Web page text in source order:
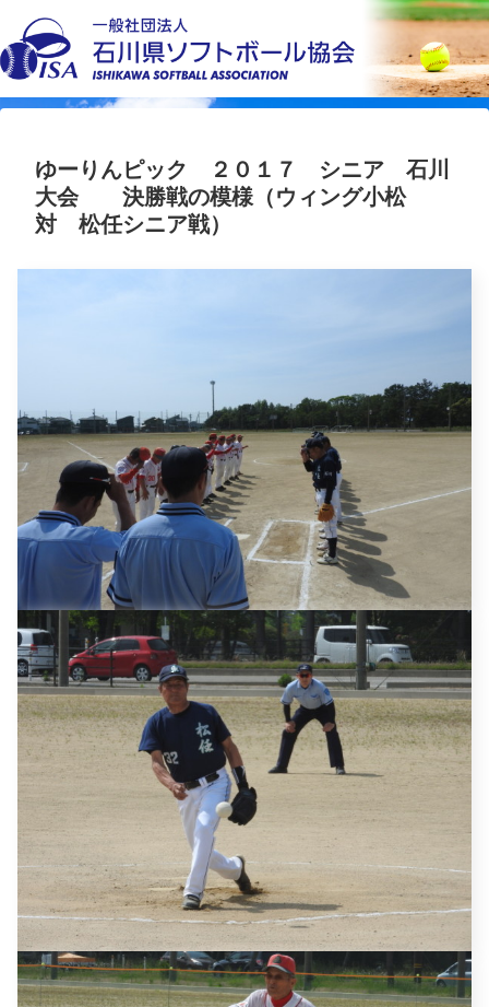
ゆーりんピック ２０１７ シニア 石川
大会 決勝戦の模様（ウィング小松
対 松任シニア戦）